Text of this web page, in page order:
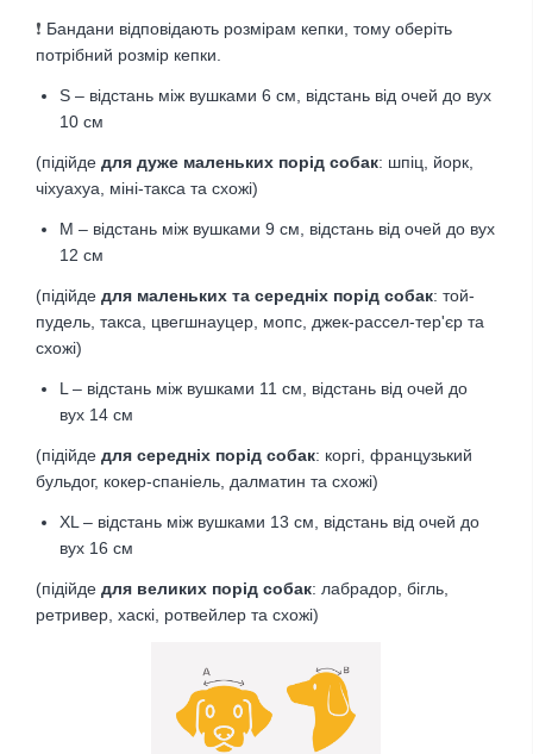
❗ Бандани відповідають розмірам кепки, тому оберіть
потрібний розмір кепки.
S – відстань між вушками 6 см, відстань від очей до вух
10 см
(підійде для дуже маленьких порід собак: шпіц, йорк,
чіхуахуа, міні-такса та схожі)
M – відстань між вушками 9 см, відстань від очей до вух
12 см
(підійде для маленьких та середніх порід собак: той-
пудель, такса, цвегшнауцер, мопс, джек-рассел-тер'єр та
схожі)
L – відстань між вушками 11 см, відстань від очей до
вух 14 см
(підійде для середніх порід собак: коргі, французький
бульдог, кокер-спаніель, далматин та схожі)
XL – відстань між вушками 13 см, відстань від очей до
вух 16 см
(підійде для великих порід собак: лабрадор, бігль,
ретривер, хаскі, ротвейлер та схожі)